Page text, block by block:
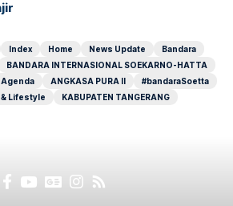
Index Home News Update
Bandara
BANDARA INTERNASIONAL SOEKARNO-HATTA
Agenda ANGKASA PURA II
#bandaraSoetta
Lifestyle KABUPATEN TANGERANG